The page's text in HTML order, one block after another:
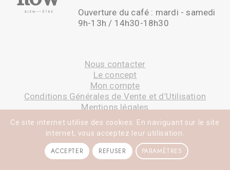
Ouverture du café : mardi - samedi
9h-13h / 14h30-18h30
Nous contacter
Le concept
Mon compte
Conditions Générales de Vente et d’Utilisation
Mentions légales
Ce site internet utilise des cookies. En naviguant sur le site
internet, vous acceptez leur utilisation.
ACCEPTER REFUSER PARAMÈTRES